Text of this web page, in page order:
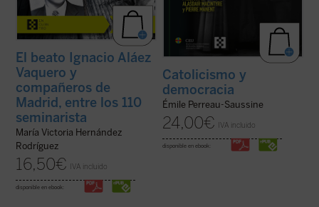
El beato Ignacio Aláez
Vaquero y
compañeros de
Madrid, entre los 110
seminarista
María Victoria Hernández
Rodríguez
16,50€ IVA incluido
disponible en ebook:
Catolicismo y
democracia
Émile Perreau-Saussine
24,00€ IVA incluido
disponible en ebook: